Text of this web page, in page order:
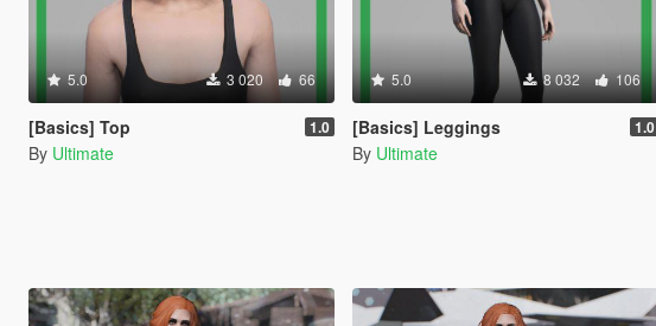
5.0 3 020 66
[Basics] Top 1.0
By Ultimate
5.0 8 032 106
[Basics] Leggings 1.0
By Ultimate